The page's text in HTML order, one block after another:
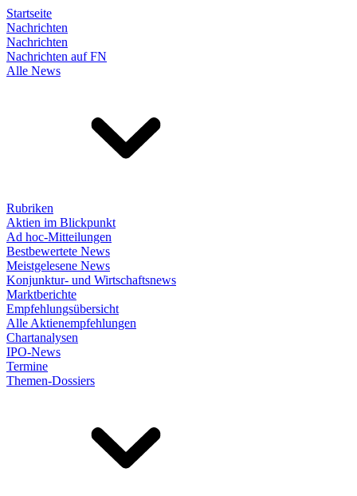
Startseite
Nachrichten
Nachrichten
Nachrichten auf FN
Alle News
Rubriken
Aktien im Blickpunkt
Ad hoc-Mitteilungen
Bestbewertete News
Meistgelesene News
Konjunktur- und Wirtschaftsnews
Marktberichte
Empfehlungsübersicht
Alle Aktienempfehlungen
Chartanalysen
IPO-News
Termine
Themen-Dossiers